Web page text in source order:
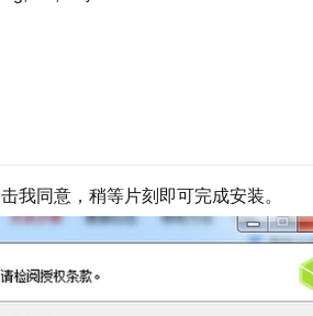
我同意，稍等片刻即可完成安装。